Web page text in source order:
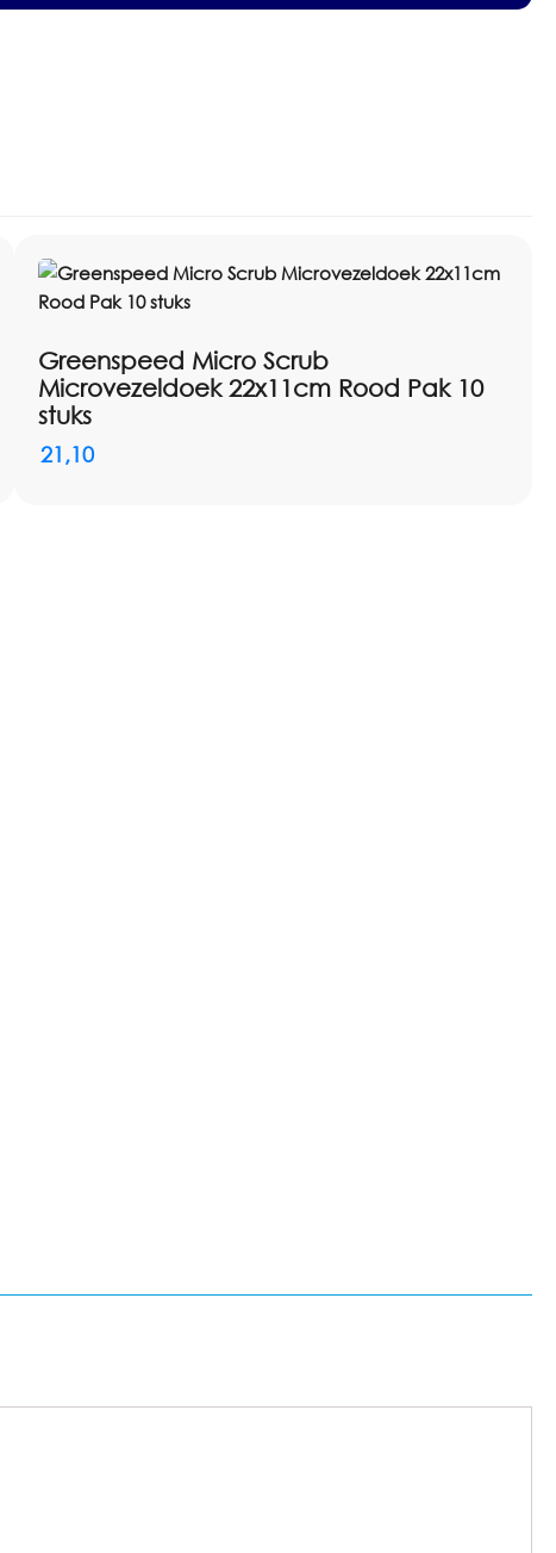
polyamide volgens catalogus
Greenspeed Micro Scrub
Microvezeldoek 22x11cm Rood Pak 10
stuks
21,10